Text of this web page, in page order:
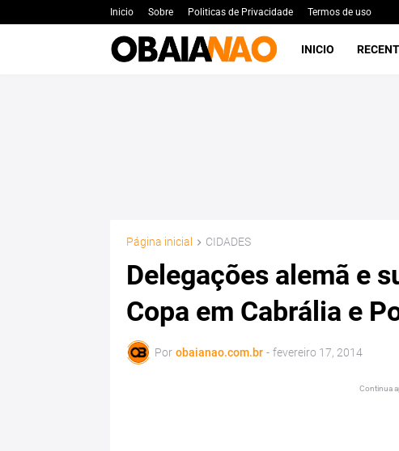
Inicio Sobre Politicas de Privacidade Termos de uso
INICIO
Página inicial CIDADES
Delegações alemã e
Copa em Cabrália e
Por obaianao.com.br - fevereiro 17, 2014
Continua